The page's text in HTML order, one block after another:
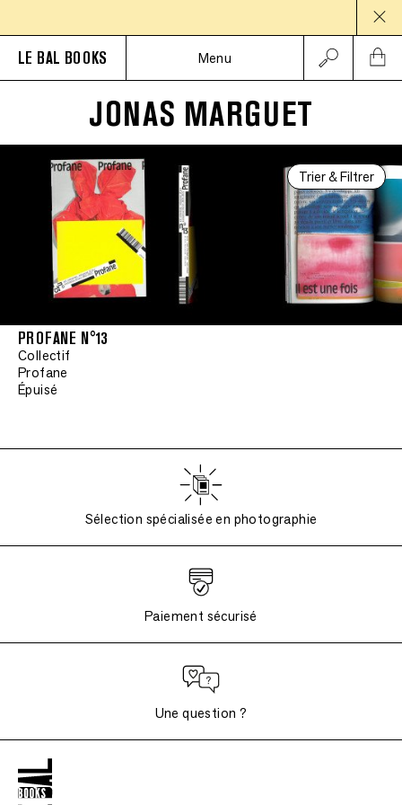
LE BAL BOOKS Menu
JONAS MARGUET
Trier & Filtrer
PROFANE N°13
Collectif
Profane
Épuisé
Sélection spécialisée en photographie
Paiement sécurisé
Une question ?